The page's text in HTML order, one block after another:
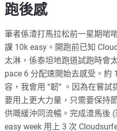
跑後感
筆者係渣打馬拉松前一星期啱
課 10k easy。開跑前已知
太淋，係泰坦地跑道試跑時會
pace 6 分配速開始去感受。約
容，我會用 “韌” 。因為在嘗
要用上更大力量，只需要保持
供嘅緩沖同流暢。完成渣馬後
easy week 用上 3 次